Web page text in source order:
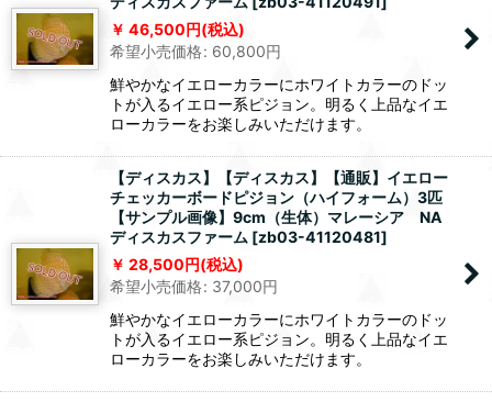
46,500円(税込)
希望小売価格: 60,800円
鮮やかなイエローカラーにホワイトカラーのドッ
トが入るイエロー系ピジョン。明るく上品なイエ
ローカラーをお楽しみいただけます。
【ディスカス】【ディスカス】【通販】イエロー
チェッカーボードピジョン（ハイフォーム）3匹
【サンプル画像】9cm（生体）マレーシア NA
ディスカスファーム [zb03-41120481]
28,500円(税込)
希望小売価格: 37,000円
鮮やかなイエローカラーにホワイトカラーのドッ
トが入るイエロー系ピジョン。明るく上品なイエ
ローカラーをお楽しみいただけます。